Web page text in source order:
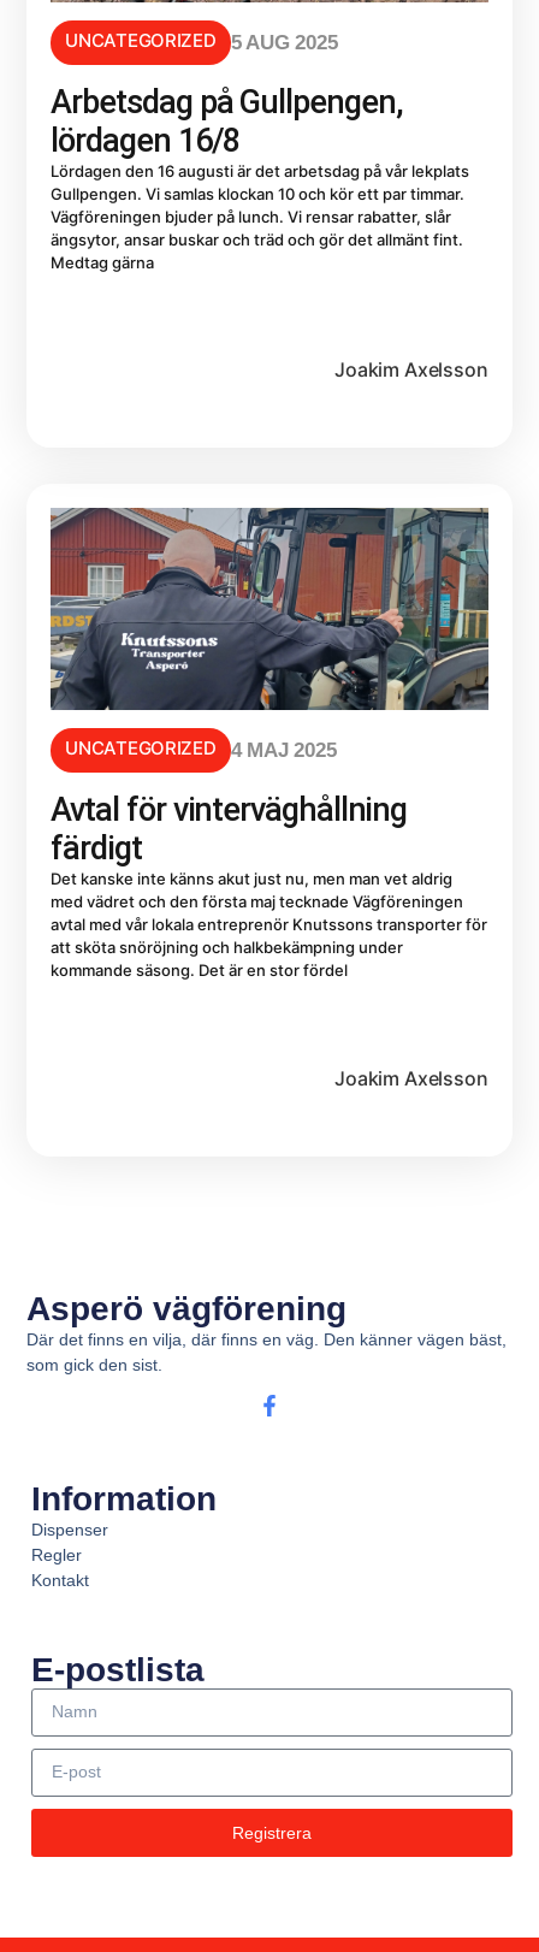
UNCATEGORIZED 5 AUG 2025
Arbetsdag på Gullpengen,
lördagen 16/8
Lördagen den 16 augusti är det arbetsdag på vår lekplats
Gullpengen. Vi samlas klockan 10 och kör ett par timmar.
Vägföreningen bjuder på lunch. Vi rensar rabatter, slår
ängsytor, ansar buskar och träd och gör det allmänt fint.
Medtag gärna
Joakim Axelsson
UNCATEGORIZED 4 MAJ 2025
Avtal för vinterväghållning
färdigt
Det kanske inte känns akut just nu, men man vet aldrig
med vädret och den första maj tecknade Vägföreningen
avtal med vår lokala entreprenör Knutssons transporter för
att sköta snöröjning och halkbekämpning under
kommande säsong. Det är en stor fördel
Joakim Axelsson
Asperö vägförening
Där det finns en vilja, där finns en väg. Den känner vägen bäst,
som gick den sist.
Information
Dispenser
Regler
Kontakt
E-postlista
Registrera